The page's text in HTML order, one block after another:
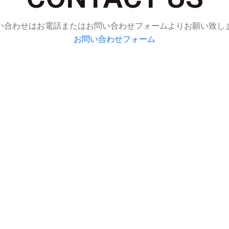
合わせはお電話またはお問い合わせフォームよりお願い致し
お問い合わせフォーム